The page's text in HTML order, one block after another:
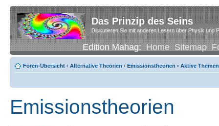
Das Prinzip des Seins
Diskutieren Sie mit anderen Lesern über Physik und
Edition Mahag:Home Sitemap
Foren-Übersicht ‹ Alternative Theorien ‹ Emissionstheorien • Aktive Themen
Emissionstheorien